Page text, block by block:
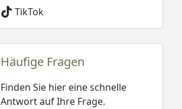
TikTok
Häufige Fragen
Finden Sie hier eine schnelle
Antwort auf Ihre Frage.